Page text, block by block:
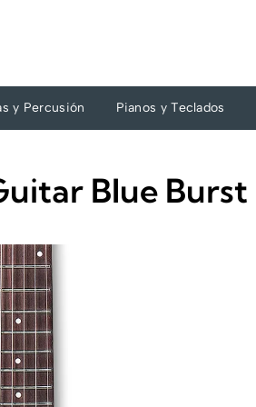
y Percusión Pianos y Teclados
Blue Burst